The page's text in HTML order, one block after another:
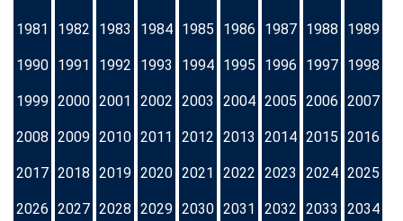
1981 1982 1983 1984 1985 1986 1987 1988 1989
1990 1991 1992 1993 1994 1995 1996 1997 1998
1999 2000 2001 2002 2003 2004 2005 2006 2007
2008 2009 2010 2011 2012 2013 2014 2015 2016
2017 2018 2019 2020 2021 2022 2023 2024 2025
2026 2027 2028 2029 2030 2031 2032 2033 2034